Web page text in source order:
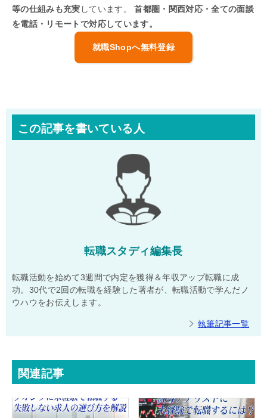
等の仕組みも充実 しています。首都圏・関西対応・全ての面談
を電話・リモートで対応しています。
就職Shopへ無料登録
この記事を書いている人
転職スタディ編集長
転職活動を始めて3週間で内定を獲得＆年収アップ転職に成
功。30代で2回の転職を経験した著者が、転職活動で学んだノ
ウハウをお伝えします。
執筆記事一覧
関連記事